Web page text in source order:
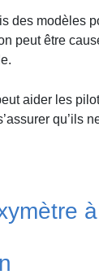
des modèles
peut être
aider les
qu’ils